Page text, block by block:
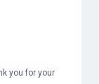
you for your